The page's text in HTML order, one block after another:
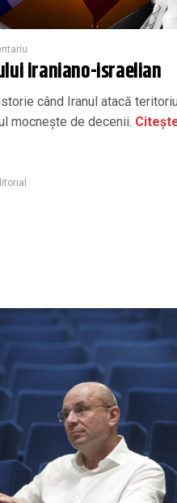
iraniano-israelian
când Iranul atacă
mocnește de decenii.